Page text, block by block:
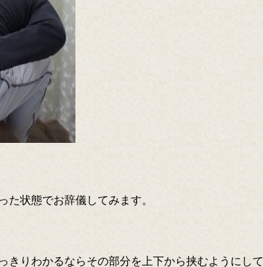
た状態でお辞儀してみます。
きりわかるならその部分を上下から挟むようにして